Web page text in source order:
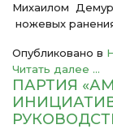
Михаилом
ножевых
Опубликовано в
Читать далее ...
ПАРТИЯ